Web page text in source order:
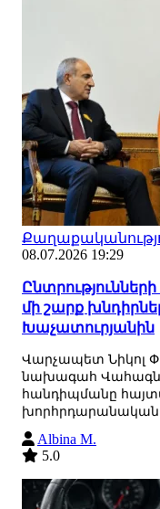
08.07.2026 19:29
մի շարք
Խաչատուրյանին
Վարչապետ Նիկոլ
նախագահ Վահագն
հանդիպմանը
խորհրդարանական
Albina M.
5.0